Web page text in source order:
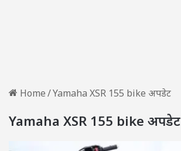
Home/Yamaha XSR 155 bike अपडेट
Yamaha XSR 155 bike अपडेट